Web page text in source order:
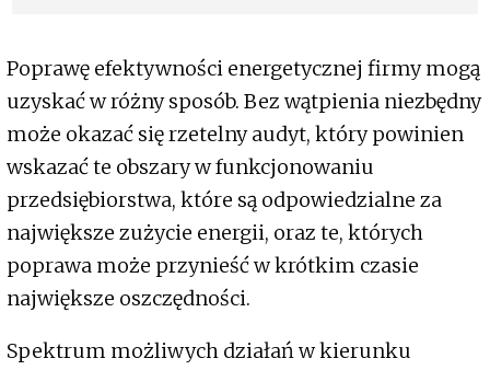
Poprawę efektywności energetycznej firmy mogą
uzyskać w różny sposób. Bez wątpienia niezbędny
może okazać się rzetelny audyt, który powinien
wskazać te obszary w funkcjonowaniu
przedsiębiorstwa, które są odpowiedzialne za
największe zużycie energii, oraz te, których
poprawa może przynieść w krótkim czasie
największe oszczędności.
Spektrum możliwych działań w kierunku